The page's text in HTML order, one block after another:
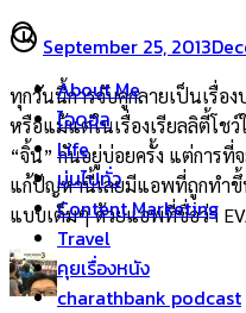
About Me
ไอดอล
Life
บ่นไปทั่ว
Content Marketing
Travel
คุยเรื่องหนัง
charathbank podcast
September 25, 2013
ทุกวันนี้การจับคู่กลายเป็นเรื่อ
หรือแม้แต่ในเรื่องเรียลลิตี้โชว์
“จิ้น” กันอยู่บ่อยครั้ง แต่การที่
แก้ปัญหานี้เลยมีแอพที่ถูกทำ
แบบเต็มๆ ด้วยแอพที่ชื่อว่า